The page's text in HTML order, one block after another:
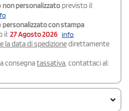
non personalizzato previsto il:
personalizzato con stampa
il: 27 Agosto 2026 info
la data di spedizionedirettamente
consegnatassativa, contattaci al: